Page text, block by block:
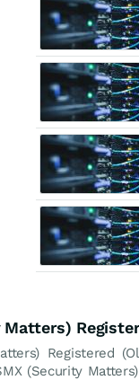
Registered
(Security